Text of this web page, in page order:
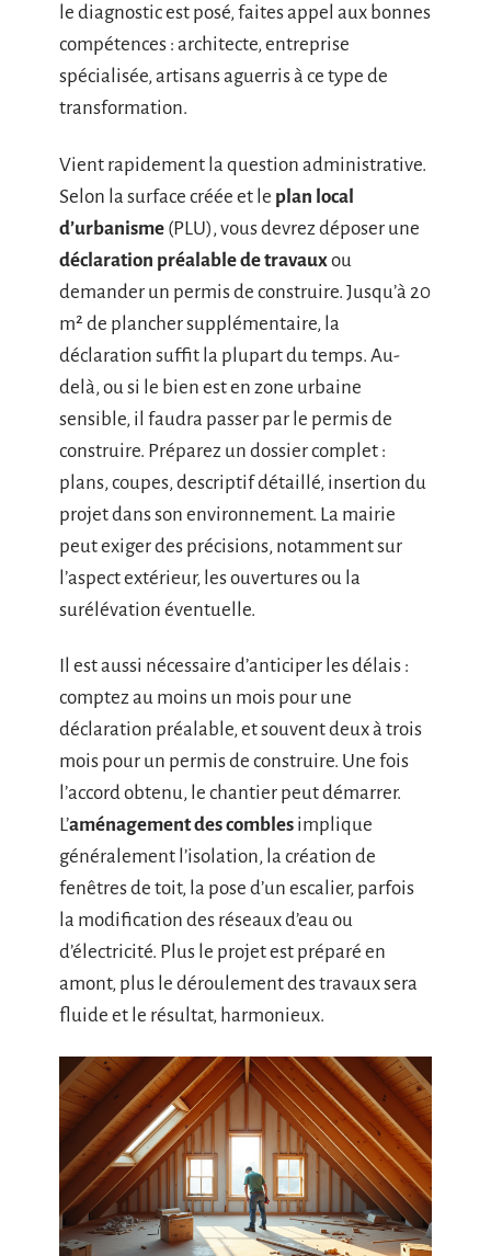
le diagnostic est posé, faites appel aux bonnes
compétences : architecte, entreprise
spécialisée, artisans aguerris à ce type de
transformation.
Vient rapidement la question administrative.
Selon la surface créée et le plan local
d’urbanisme (PLU), vous devrez déposer une
déclaration préalable de travauxou
demander un permis de construire. Jusqu’à 20
m² de plancher supplémentaire, la
déclaration suffit la plupart du temps. Au-
delà, ou si le bien est en zone urbaine
sensible, il faudra passer par le permis de
construire. Préparez un dossier complet :
plans, coupes, descriptif détaillé, insertion du
projet dans son environnement. La mairie
peut exiger des précisions, notamment sur
l’aspect extérieur, les ouvertures ou la
surélévation éventuelle.
Il est aussi nécessaire d’anticiper les délais :
comptez au moins un mois pour une
déclaration préalable, et souvent deux à trois
mois pour un permis de construire. Une fois
l’accord obtenu, le chantier peut démarrer.
L’aménagement des combles implique
généralement l’isolation, la création de
fenêtres de toit, la pose d’un escalier, parfois
la modification des réseaux d’eau ou
d’électricité. Plus le projet est préparé en
amont, plus le déroulement des travaux sera
fluide et le résultat, harmonieux.